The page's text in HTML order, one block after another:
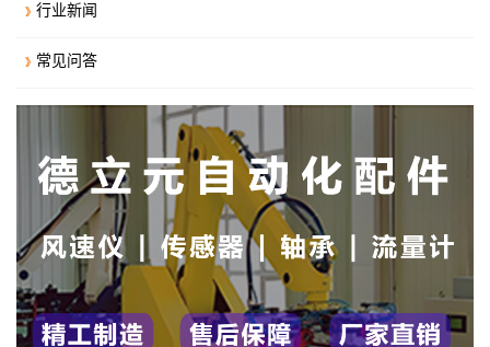
行业新闻
常见问答